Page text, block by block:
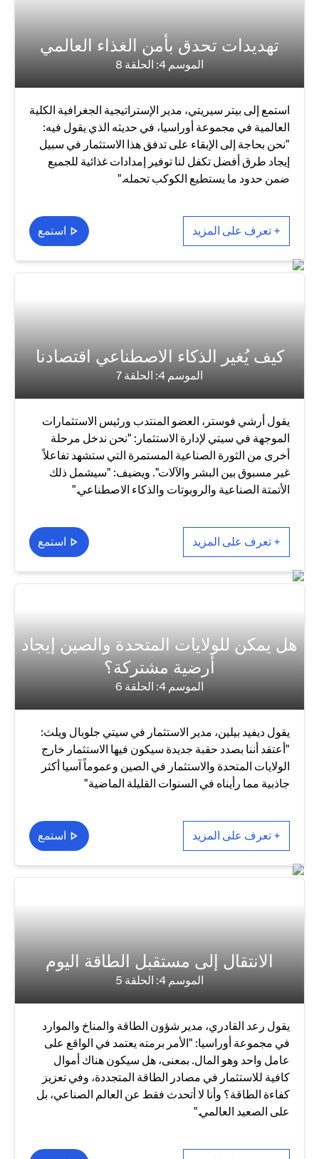
تهديدات تحدق بأمن الغذاء العالمي
الموسم 4: الحلقة 8
استمع إلى بيتر سيريتي، مدير الإستراتيجية الجغرافية الكلية
العالمية في مجموعة أوراسيا، في حديثه الذي يقول فيه:
"نحن بحاجة إلى الإبقاء على تدفق هذا الاستثمار في سبيل
إيجاد طرق أفضل تكفل لنا توفير إمدادات غذائية للجميع
ضمن حدود ما يستطيع الكوكب تحمله."
+ تعرف على المزيد استمع
كيف يُغير الذكاء الاصطناعي اقتصادنا
الموسم 4: الحلقة 7
يقول أرشي فوستر، العضو المنتدب ورئيس الاستثمارات
الموجهة في سيتي لإدارة الاستثمار: "نحن ندخل مرحلة
أخرى من الثورة الصناعية المستمرة التي ستشهد تفاعلاً
غير مسبوق بين البشر والآلات". ويضيف: "سيشمل ذلك
الأتمتة الصناعية والروبوتات والذكاء الاصطناعي."
+ تعرف على المزيد استمع
هل يمكن للولايات المتحدة والصين إيجاد
أرضية مشتركة؟
الموسم 4: الحلقة 6
يقول ديفيد بيلين، مدير الاستثمار في سيتي جلوبال ويلث:
"أعتقد أننا بصدد حقبة جديدة سيكون فيها الاستثمار خارج
الولايات المتحدة والاستثمار في الصين وعموماً آسيا أكثر
جاذبية مما رأيناه في السنوات القليلة الماضية"
+ تعرف على المزيد استمع
الانتقال إلى مستقبل الطاقة اليوم
الموسم 4: الحلقة 5
يقول رعد القادري، مدير شؤون الطاقة والمناخ والموارد
في مجموعة أوراسيا: "الأمر برمته يعتمد في الواقع على
عامل واحد وهو المال. بمعنى، هل سيكون هناك أموال
كافية للاستثمار في مصادر الطاقة المتجددة، وفي تعزيز
كفاءة الطاقة؟ وأنا لا أتحدث فقط عن العالم الصناعي، بل
على الصعيد العالمي."